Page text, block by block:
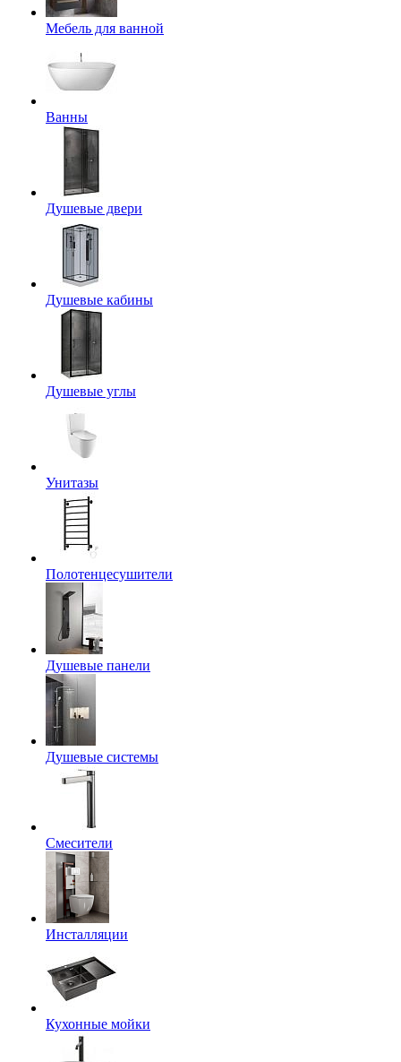
Мебель для ванной
Ванны
Душевые двери
Душевые кабины
Душевые углы
Унитазы
Полотенцесушители
Душевые панели
Душевые системы
Смесители
Инсталляции
Кухонные мойки